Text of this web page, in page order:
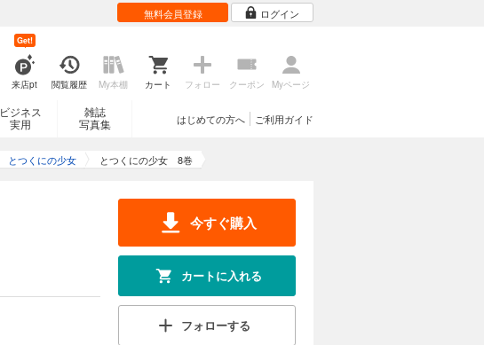
無料会員登録 ログイン
来店pt
Get!
閲覧履歴 My本棚 カート フォロー クーポン Myページ
ビジネス
実用
雑誌
写真集
ご利用ガイド
はじめての方へ
とつくにの少女 とつくにの少女 8巻
今すぐ購入
カートに入れる
フォローする